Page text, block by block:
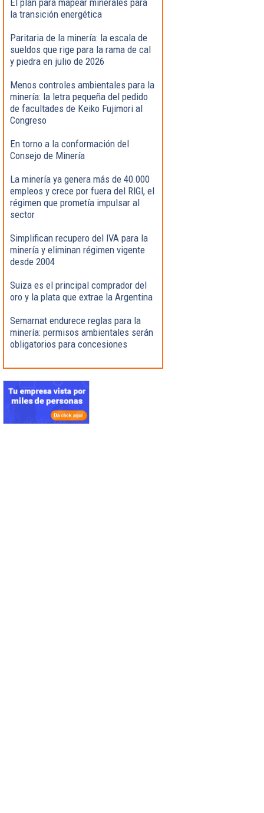
la transición energética
Paritaria de la minería: la escala de
sueldos que rige para la rama de cal
y piedra en julio de 2026
Menos controles ambientales para la
minería: la letra pequeña del pedido
de facultades de Keiko Fujimori al
Congreso
En torno a la conformación del
Consejo de Minería
La minería ya genera más de 40.000
empleos y crece por fuera del RIGI, el
régimen que prometía impulsar al
sector
Simplifican recupero del IVA para la
minería y eliminan régimen vigente
desde 2004
Suiza es el principal comprador del
oro y la plata que extrae la Argentina
Semarnat endurece reglas para la
minería: permisos ambientales serán
obligatorios para concesiones